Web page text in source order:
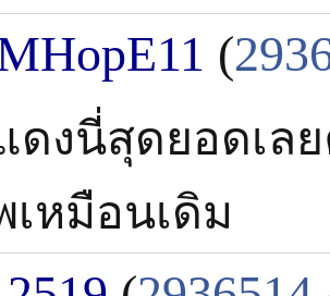
(
ดงนี่สุดยอดเล
เหมือนเดิม